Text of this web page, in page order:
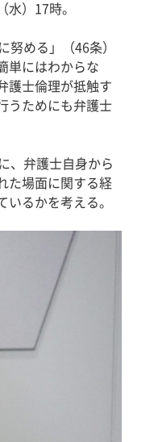
）17時。
努める」（46条）
単にはわからな
護士倫理が抵触す
うためにも弁護士
、弁護士自身から
た場面に関する経
るかを考える。